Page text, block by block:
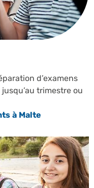
d’examens
jusqu’au trimestre ou
à Malte